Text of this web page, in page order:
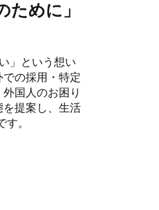
めに」
」という想い
の採用・特定
国人のお困り
提案し、生活
。